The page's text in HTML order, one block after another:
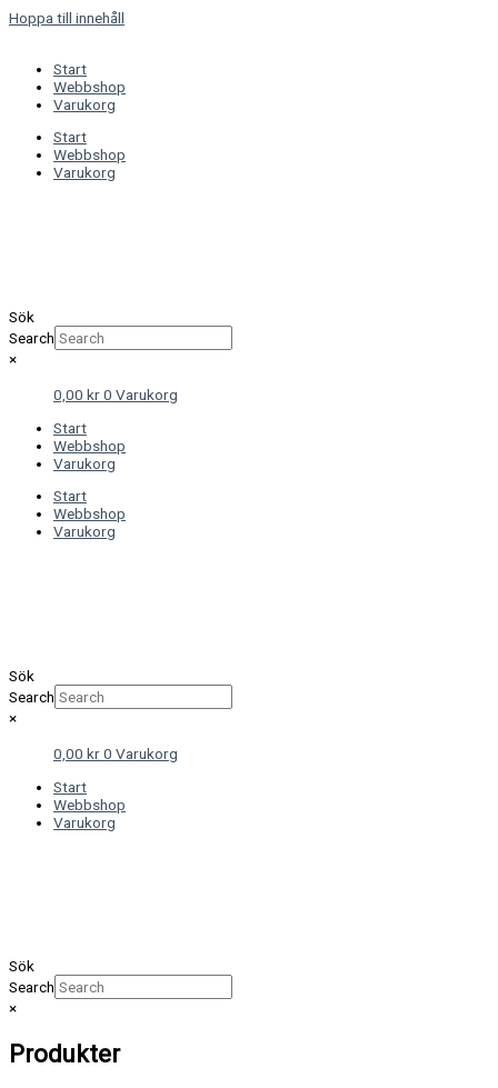
Hoppa till innehåll
Start
Webbshop
Varukorg
Start
Webbshop
Varukorg
Sök
Search
×
0,00 kr0 Varukorg
Start
Webbshop
Varukorg
Start
Webbshop
Varukorg
Sök
Search
×
0,00 kr0 Varukorg
Start
Webbshop
Varukorg
Sök
Search
×
Produkter